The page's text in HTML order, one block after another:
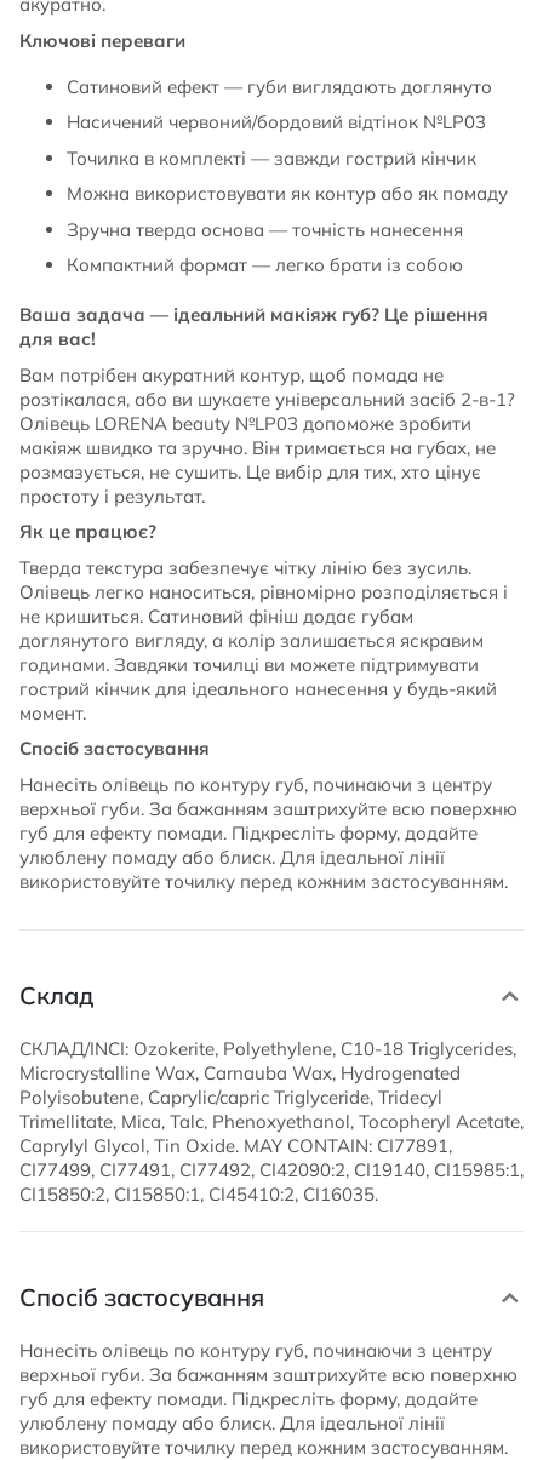
Ключові переваги
Сатиновий ефект — губи виглядають доглянуто
Насичений червоний/бордовий відтінок №LP03
Точилка в комплекті — завжди гострий кінчик
Можна використовувати як контур або як помаду
Зручна тверда основа — точність нанесення
Компактний формат — легко брати із собою
Ваша задача — ідеальний макіяж губ? Це рішення
для вас!
Вам потрібен акуратний контур, щоб помада не
розтікалася, або ви шукаєте універсальний засіб 2-в-1?
Олівець LORENA beauty №LP03 допоможе зробити
макіяж швидко та зручно. Він тримається на губах, не
розмазується, не сушить. Це вибір для тих, хто цінує
простоту і результат.
Як це працює?
Тверда текстура забезпечує чітку лінію без зусиль.
Олівець легко наноситься, рівномірно розподіляється і
не кришиться. Сатиновий фініш додає губам
доглянутого вигляду, а колір залишається яскравим
годинами. Завдяки точилці ви можете підтримувати
гострий кінчик для ідеального нанесення у будь-який
момент.
Спосіб застосування
Нанесіть олівець по контуру губ, починаючи з центру
верхньої губи. За бажанням заштрихуйте всю поверхню
губ для ефекту помади. Підкресліть форму, додайте
улюблену помаду або блиск. Для ідеальної лінії
використовуйте точилку перед кожним застосуванням.
Склад
СКЛАД/INCI: Ozokerite, Polyethylene, C10-18 Triglycerides,
Microcrystalline Wax, Carnauba Wax, Hydrogenated
Polyisobutene, Caprylic/capric Triglyceride, Tridecyl
Trimellitate, Mica, Talc, Phenoxyethanol, Tocopheryl Acetate,
Caprylyl Glycol, Tin Oxide. MAY CONTAIN: CI77891,
CI77499, CI77491, CI77492, CI42090:2, CI19140, CI15985:1,
CI15850:2, CI15850:1, CI45410:2, CI16035.
Спосіб застосування
Нанесіть олівець по контуру губ, починаючи з центру
верхньої губи. За бажанням заштрихуйте всю поверхню
губ для ефекту помади. Підкресліть форму, додайте
улюблену помаду або блиск. Для ідеальної лінії
використовуйте точилку перед кожним застосуванням.